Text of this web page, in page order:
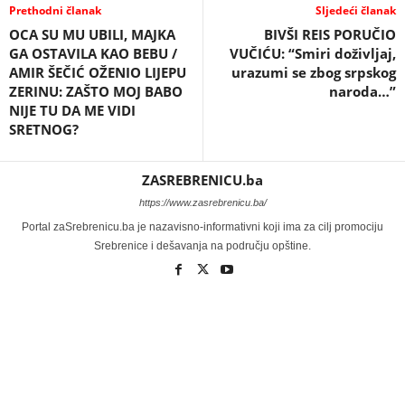
Prethodni članak
OCA SU MU UBILI, MAJKA
GA OSTAVILA KAO BEBU /
AMIR ŠEČIĆ OŽENIO LIJEPU
ZERINU: ZAŠTO MOJ BABO
NIJE TU DA ME VIDI
SRETNOG?
Sljedeći članak
BIVŠI REIS PORUČIO
VUČIĆU: “Smiri doživljaj,
urazumi se zbog srpskog
naroda…”
ZASREBRENICU.ba
https://www.zasrebrenicu.ba/
Portal zaSrebrenicu.ba je nazavisno-informativni koji ima za cilj promociju
Srebrenice i dešavanja na području opštine.